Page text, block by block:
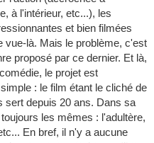
à l'intérieur, etc...), les
et bien filmées
vue-là. Mais le problème, c'est
proposé par ce dernier. Et là,
le projet est
: le film étant le cliché de
sert depuis 20 ans. Dans sa
les mêmes : l'adultère,
En bref, il n'y a aucune